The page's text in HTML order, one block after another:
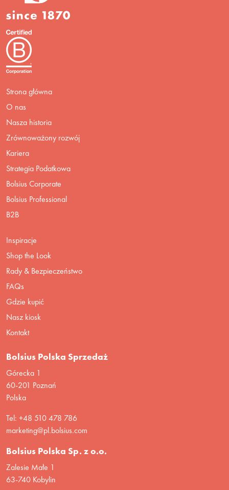
Strona główna
O nas
Nasza historia
Zrównoważony rozwój
Kariera
Strategia Podatkowa
Bolsius Corporate
Bolsius Professional
B2B
Inspiracje
Shop the Look
Rady & Bezpieczeństwo
FAQs
Gdzie kupić
Nasz kiosk
Kontakt
Bolsius Polska Sprzedaż
Górecka 1
60-201 Poznań
Polska
Tel: +48 510 478 786
marketing@pl.bolsius.com
Bolsius Polska Sp. z o.o.
Zalesie Małe 1
63-740 Kobylin